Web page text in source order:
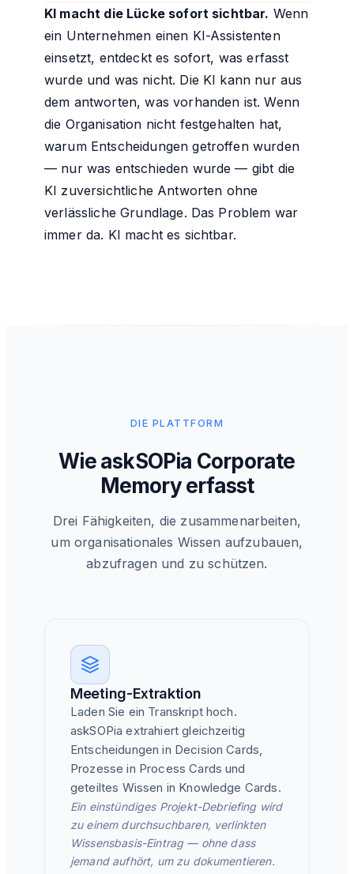
KI macht die Lücke sofort sichtbar. Wenn
ein Unternehmen einen KI-Assistenten
einsetzt, entdeckt es sofort, was erfasst
wurde und was nicht. Die KI kann nur aus
dem antworten, was vorhanden ist. Wenn
die Organisation nicht festgehalten hat,
warum Entscheidungen getroffen wurden
— nur was entschieden wurde — gibt die
KI zuversichtliche Antworten ohne
verlässliche Grundlage. Das Problem war
immer da. KI macht es sichtbar.
DIE PLATTFORM
Wie askSOPia Corporate
Memory erfasst
Drei Fähigkeiten, die zusammenarbeiten,
um organisationales Wissen aufzubauen,
abzufragen und zu schützen.
Meeting-Extraktion
Laden Sie ein Transkript hoch.
askSOPia extrahiert gleichzeitig
Entscheidungen in Decision Cards,
Prozesse in Process Cards und
geteiltes Wissen in Knowledge Cards.
Ein einstündiges Projekt-Debriefing wird
zu einem durchsuchbaren, verlinkten
Wissensbasis-Eintrag — ohne dass
jemand aufhört, um zu dokumentieren.